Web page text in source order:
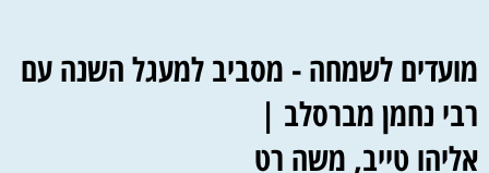
מועדים לשמחה - מסביב למעגל השנה עם
רבי נחמן מברסלב |
אליהו טייב, משה רט